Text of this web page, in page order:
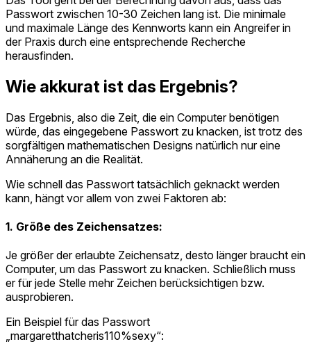
Passwort zwischen 10-30 Zeichen lang ist. Die minimale
und maximale Länge des Kennworts kann ein Angreifer in
der Praxis durch eine entsprechende Recherche
herausfinden.
Wie akkurat ist das Ergebnis?
Das Ergebnis, also die Zeit, die ein Computer benötigen
würde, das eingegebene Passwort zu knacken, ist trotz des
sorgfältigen mathematischen Designs natürlich nur eine
Annäherung an die Realität.
Wie schnell das Passwort tatsächlich geknackt werden
kann, hängt vor allem von zwei Faktoren ab:
1. Größe des Zeichensatzes:
Je größer der erlaubte Zeichensatz, desto länger braucht ein
Computer, um das Passwort zu knacken. Schließlich muss
er für jede Stelle mehr Zeichen berücksichtigen bzw.
ausprobieren.
Ein Beispiel für das Passwort
„margaretthatcheris110%sexy“: